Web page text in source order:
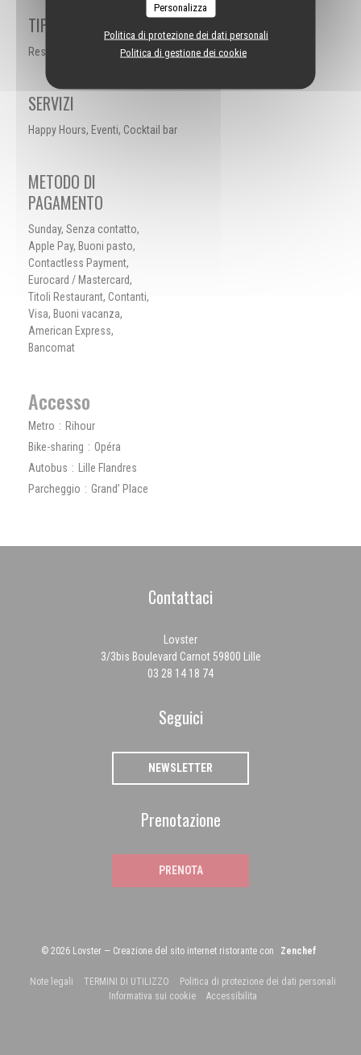
Personalizza
Politica di protezione dei dati personali
Politica di gestione dei cookie
TIPOLOGIA
Restaurant Bar Lounge
SERVIZI
Happy Hours, Eventi, Cocktail bar
METODO DI
PAGAMENTO
Sunday, Senza contatto,
Apple Pay, Buoni pasto,
Contactless Payment,
Eurocard / Mastercard,
Titoli Restaurant, Contanti,
Visa, Buoni vacanza,
American Express,
Bancomat
Accesso
Metro
Rihour
Bike-sharing
Opéra
Autobus
Lille Flandres
Parcheggio
Grand’ Place
Contattaci
Lovster
3/3bis Boulevard Carnot 59800 Lille((apre una nuova
03 28 14 18 74
Seguici
NEWSLETTER
Prenotazione
PRENOTA
© 2026 Lovster — Creazione del sito internet ristorante con Zenchef((apre
Note legali((apre una nuova finestra))
TERMINI DI UTILIZZO((apre una nuova finestra))
Politica di protezione dei dati personali
((apre una nuova finestra))
Informativa sui cookie((apre una nuova finestra))
Accessibilita((apre una nuova finestra))